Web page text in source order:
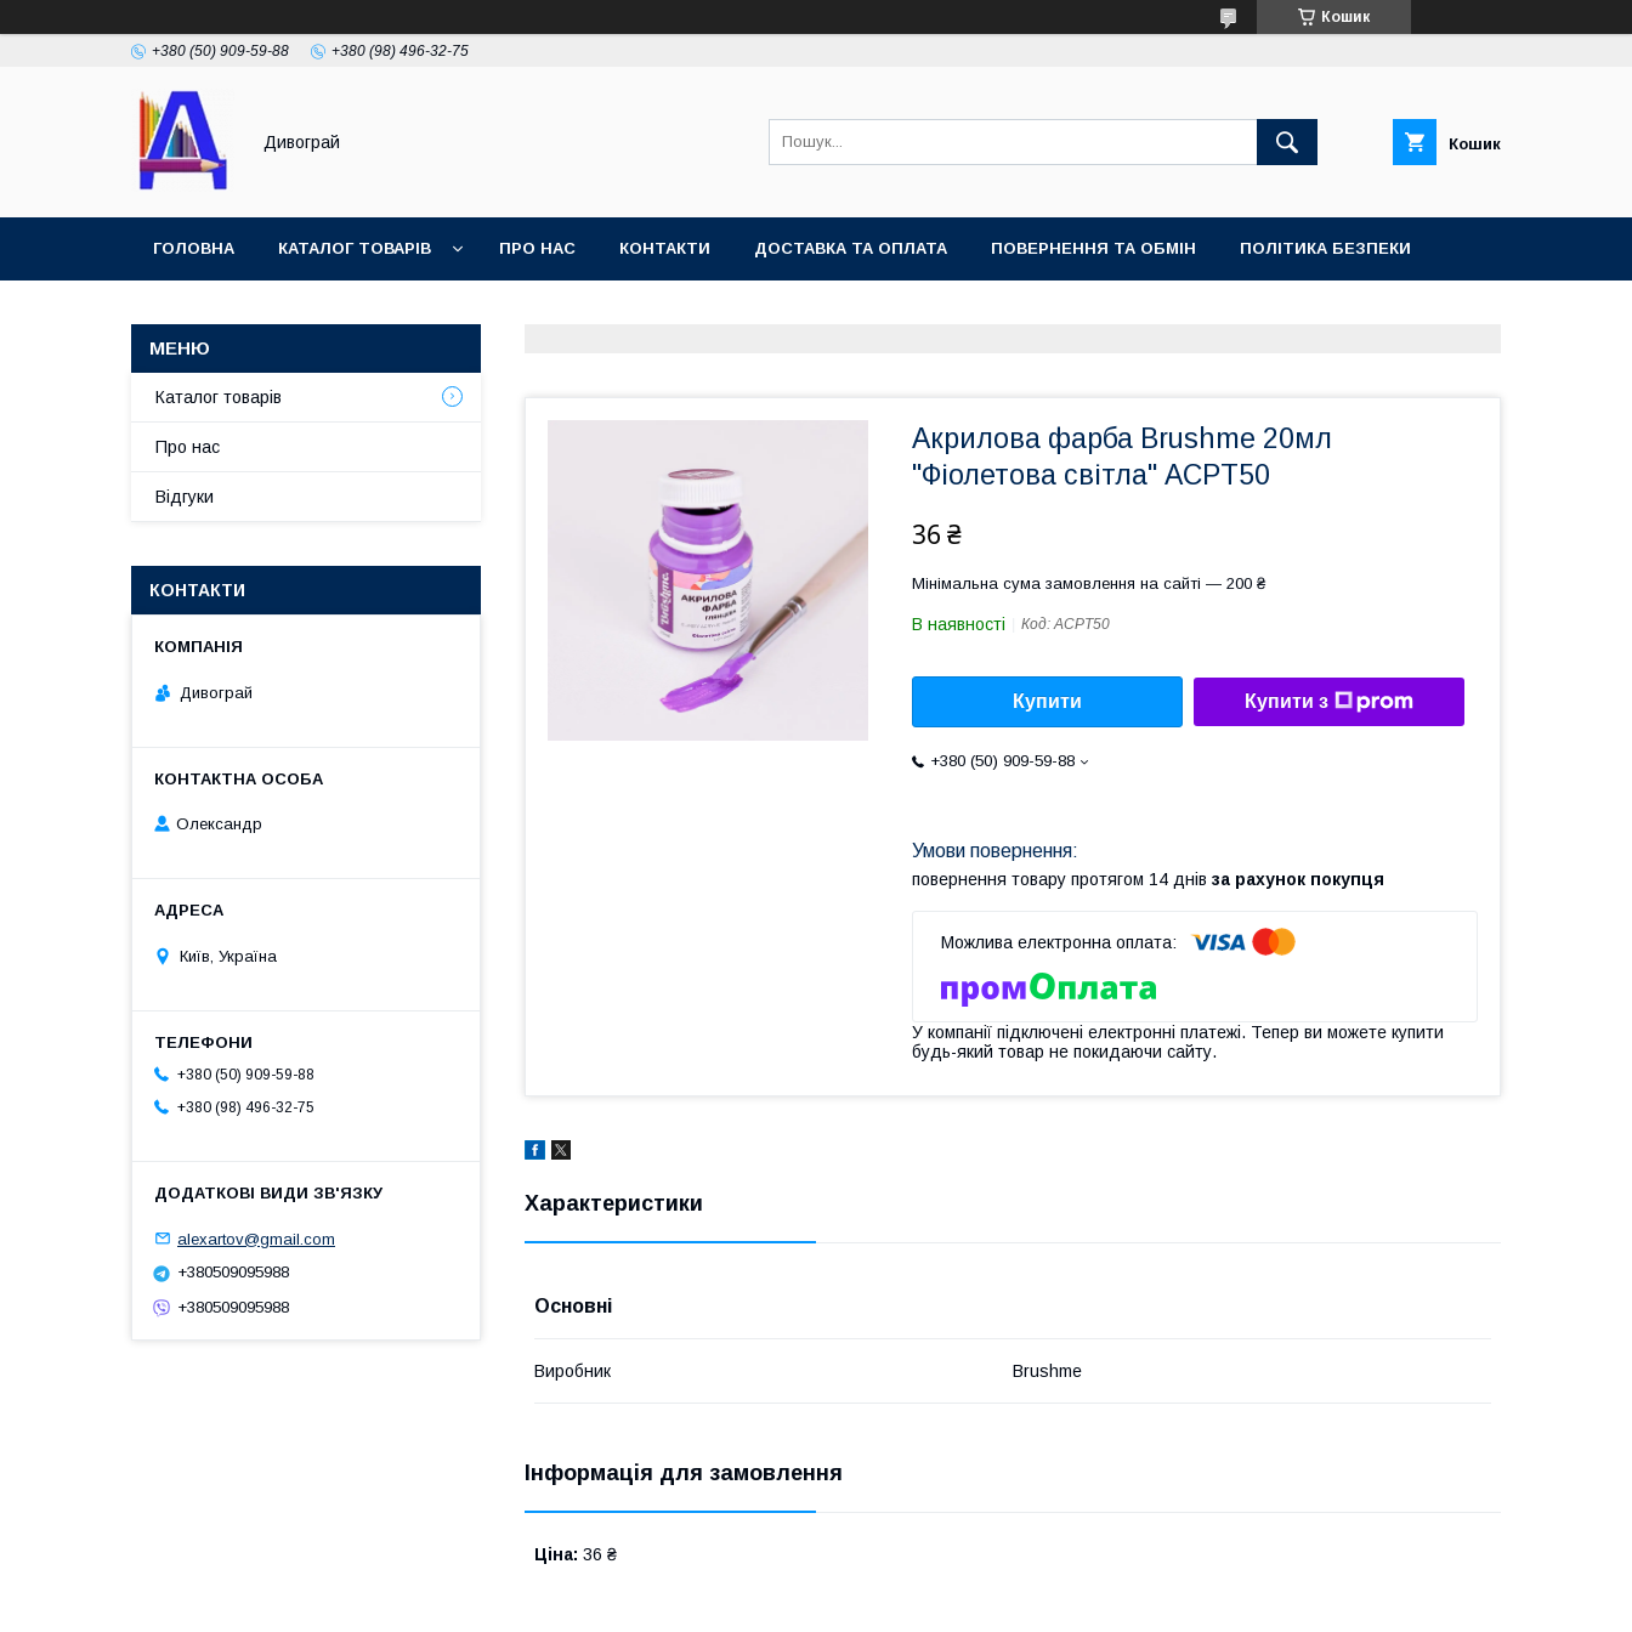
Кошик
+380 (50) 909-59-88 +380 (98) 496-32-75
Дивограй Кошик
ГОЛОВНА КАТАЛОГ ТОВАРІВ ПРО НАС КОНТАКТИ ДОСТАВКА ТА ОПЛАТА ПОВЕРНЕННЯ ТА ОБМІН ПОЛІТИКА БЕЗПЕКИ
Акрилова фарба Brushme 20мл
"Фіолетова світла" ACPT50
36 ₴
Мінімальна сума замовлення на сайті — 200 ₴
В наявності Код:ACPT50
Купити Купити з
+380 (50) 909-59-88
повернення товару протягом 14 днів за рахунок покупця
У компанії підключені електронні платежі. Тепер ви можете купити
будь-який товар не покидаючи сайту.
Характеристики
Основні
Виробник Brushme
Інформація для замовлення
Ціна: 36 ₴
Каталог товарів
Про нас
Відгуки
КОНТАКТИ
Дивограй
Олександр
Київ, Україна
+380 (50) 909-59-88
+380 (98) 496-32-75
alexartov@gmail.com
+380509095988
+380509095988